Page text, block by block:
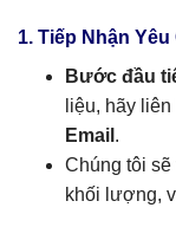
1. Tiếp Nhận
Bước đầu
liệu, hãy
Email .
Chúng tôi sẽ
khối lượng,